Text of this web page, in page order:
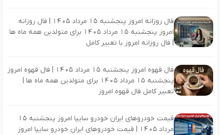
فال روزانه امروز پنجشنبه 15 مرداد 1405 | فال روزانه
امروز پنجشنبه 15 مرداد 1405 برای متولدین همه ماه ها
| فال روزانه امروز با تعبیر کامل
فال قهوه امروز پنجشنبه 15 مرداد 1405 | فال قهوه امروز
پنجشنبه 15 مرداد 1405 برای متولدین همه ماه ها |
تعبیر کامل فال قهوه امروز
قیمت خودروهای ایران خودرو سایپا امروز پنجشنبه 15
مرداد 1405 | قیمت خودروهای ایران خودرو سایپا امروز